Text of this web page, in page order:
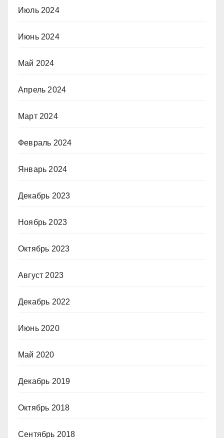
Июль 2024
Июнь 2024
Май 2024
Апрель 2024
Март 2024
Февраль 2024
Январь 2024
Декабрь 2023
Ноябрь 2023
Октябрь 2023
Август 2023
Декабрь 2022
Июнь 2020
Май 2020
Декабрь 2019
Октябрь 2018
Сентябрь 2018